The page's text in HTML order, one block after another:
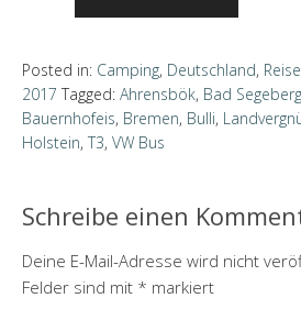
-
a
i
A
r
e
Posted in: Camping, Deutschland,
2017 Tagged: Ahrensbök, Bad Segeberg
Bauernhofeis, Bremen, Bulli,
Holstein, T3, VW Bus
Schreibe einen
Deine E-Mail-Adresse wird nicht
Felder sind mit * markiert